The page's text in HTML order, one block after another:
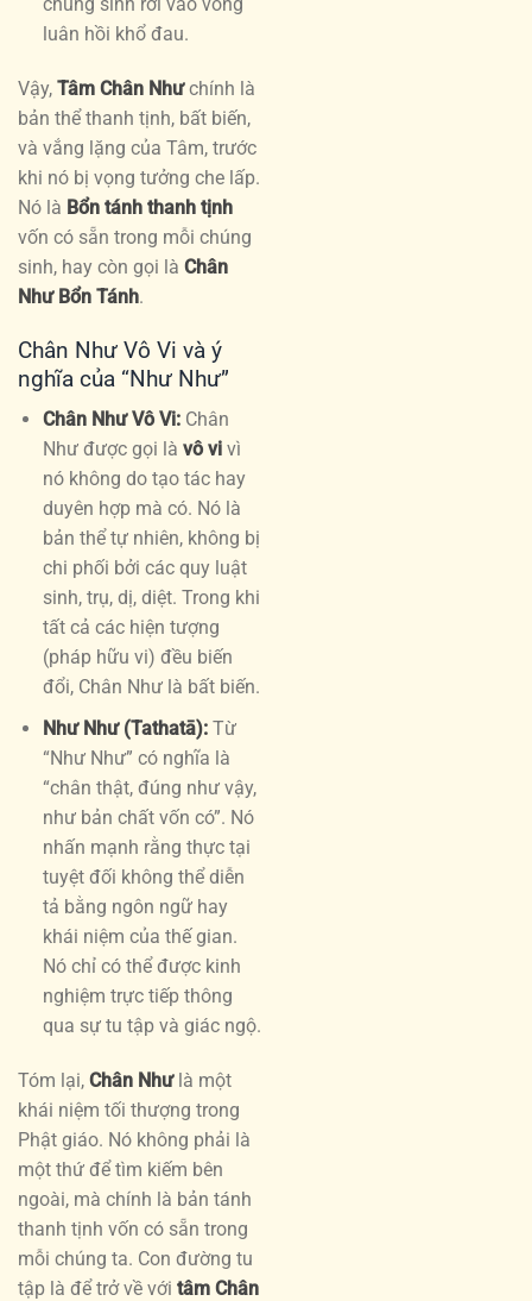
luân hồi khổ đau.
Vậy, Tâm Chân Nhưchính là
bản thể thanh tịnh, bất biến,
và vắng lặng của Tâm, trước
khi nó bị vọng tưởng che lấp.
Nó là Bổn tánh thanh tịnh
vốn có sẵn trong mỗi chúng
sinh, hay còn gọi là Chân
Như Bổn Tánh.
Chân Như Vô Vi và ý
nghĩa của “Như Như”
Chân Như Vô Vi:Chân
Như được gọi là vô vivì
nó không do tạo tác hay
duyên hợp mà có. Nó là
bản thể tự nhiên, không bị
chi phối bởi các quy luật
sinh, trụ, dị, diệt. Trong khi
tất cả các hiện tượng
(pháp hữu vi) đều biến
đổi, Chân Như là bất biến.
Như Như (Tathatā):Từ
“Như Như” có nghĩa là
“chân thật, đúng như vậy,
như bản chất vốn có”. Nó
nhấn mạnh rằng thực tại
tuyệt đối không thể diễn
tả bằng ngôn ngữ hay
khái niệm của thế gian.
Nó chỉ có thể được kinh
nghiệm trực tiếp thông
qua sự tu tập và giác ngộ.
Tóm lại, Chân Nhưlà một
khái niệm tối thượng trong
Phật giáo. Nó không phải là
một thứ để tìm kiếm bên
ngoài, mà chính là bản tánh
thanh tịnh vốn có sẵn trong
mỗi chúng ta. Con đường tu
tập là để trở về với tâm Chân